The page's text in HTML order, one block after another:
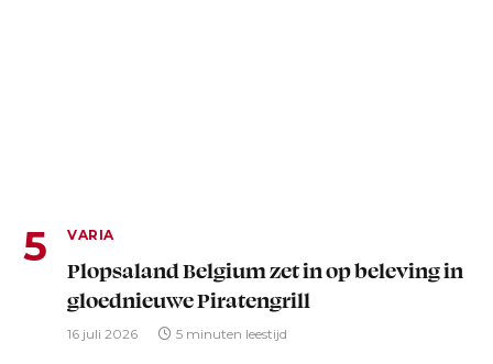
VARIA
Plopsaland Belgium zet in op beleving in
gloednieuwe Piratengrill
16 juli 2026 5 minuten leestijd